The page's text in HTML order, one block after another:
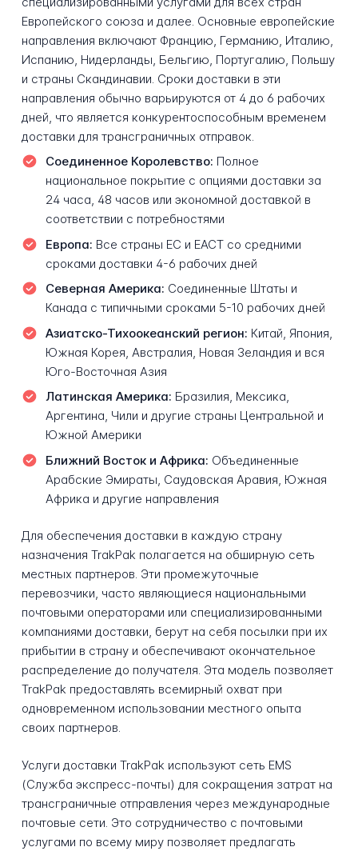
Европейского союза и далее. Основные европейские
направления включают Францию, Германию, Италию,
Испанию, Нидерланды, Бельгию, Португалию, Польшу
и страны Скандинавии. Сроки доставки в эти
направления обычно варьируются от 4 до 6 рабочих
дней, что является конкурентоспособным временем
доставки для трансграничных отправок.
Соединенное Королевство: Полное
национальное покрытие с опциями доставки за
24 часа, 48 часов или экономной доставкой в
соответствии с потребностями
Европа: Все страны ЕС и ЕАСТ со средними
сроками доставки 4-6 рабочих дней
Северная Америка: Соединенные Штаты и
Канада с типичными сроками 5-10 рабочих дней
Азиатско-Тихоокеанский регион: Китай, Япония,
Южная Корея, Австралия, Новая Зеландия и вся
Юго-Восточная Азия
Латинская Америка: Бразилия, Мексика,
Аргентина, Чили и другие страны Центральной и
Южной Америки
Ближний Восток и Африка: Объединенные
Арабские Эмираты, Саудовская Аравия, Южная
Африка и другие направления
Для обеспечения доставки в каждую страну
назначения TrakPak полагается на обширную сеть
местных партнеров. Эти промежуточные
перевозчики, часто являющиеся национальными
почтовыми операторами или специализированными
компаниями доставки, берут на себя посылки при их
прибытии в страну и обеспечивают окончательное
распределение до получателя. Эта модель позволяет
TrakPak предоставлять всемирный охват при
одновременном использовании местного опыта
своих партнеров.
Услуги доставки TrakPak используют сеть EMS
(Служба экспресс-почты) для сокращения затрат на
трансграничные отправления через международные
почтовые сети. Это сотрудничество с почтовыми
услугами по всему миру позволяет предлагать